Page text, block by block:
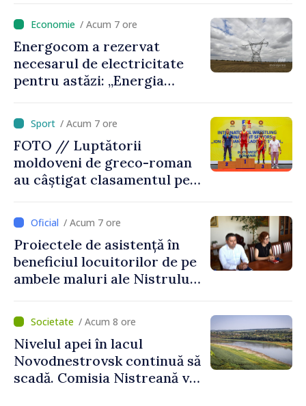
Republicii Moldova
/ Acum 7 ore
Energocom a rezervat
necesarul de electricitate
pentru astăzi: „Energia
externe continuă să fie mai
scumpă, în special în orele
de vârf”
/ Acum 7 ore
FOTO // Luptătorii
moldoveni de greco-roman
au câștigat clasamentul pe
București
/ Acum 7 ore
Proiectele de asistență în
beneficiul locuitorilor de pe
ambele maluri ale Nistrului
viceprim-ministrului cu
reprezentanta rezidentă a
PNUD în Republica Moldova,
Daniela Gasparikova
/ Acum 8 ore
Nivelul apei în lacul
Novodnestrovsk continuă să
scadă. Comisia Nistreană va